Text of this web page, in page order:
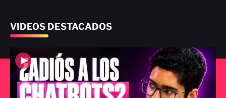
VIDEOS DESTACADOS